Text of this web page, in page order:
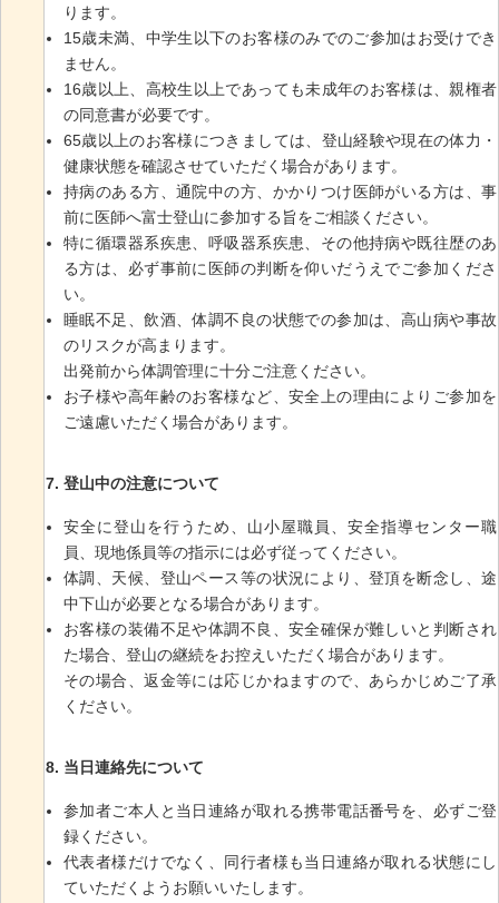
ります。
15歳未満、中学生以下のお客様のみでのご参加はお受けでき
ません。
16歳以上、高校生以上であっても未成年のお客様は、親権者
の同意書が必要です。
65歳以上のお客様につきましては、登山経験や現在の体力・
健康状態を確認させていただく場合があります。
持病のある方、通院中の方、かかりつけ医師がいる方は、事
前に医師へ富士登山に参加する旨をご相談ください。
特に循環器系疾患、呼吸器系疾患、その他持病や既往歴のあ
る方は、必ず事前に医師の判断を仰いだうえでご参加くださ
い。
睡眠不足、飲酒、体調不良の状態での参加は、高山病や事故
のリスクが高まります。
出発前から体調管理に十分ご注意ください。
お子様や高年齢のお客様など、安全上の理由によりご参加を
ご遠慮いただく場合があります。
登山中の注意について
安全に登山を行うため、山小屋職員、安全指導センター職
員、現地係員等の指示には必ず従ってください。
体調、天候、登山ペース等の状況により、登頂を断念し、途
中下山が必要となる場合があります。
お客様の装備不足や体調不良、安全確保が難しいと判断され
た場合、登山の継続をお控えいただく場合があります。
その場合、返金等には応じかねますので、あらかじめご了承
ください。
当日連絡先について
参加者ご本人と当日連絡が取れる携帯電話番号を、必ずご登
録ください。
代表者様だけでなく、同行者様も当日連絡が取れる状態にし
ていただくようお願いいたします。